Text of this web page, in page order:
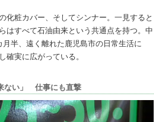
化粧カバー、そしてシンナー。一見すると
はすべて石油由来という共通点を持つ。中
半、遠く離れた鹿児島市の日常生活に
確実に広がっている。
ない」 仕事にも直撃